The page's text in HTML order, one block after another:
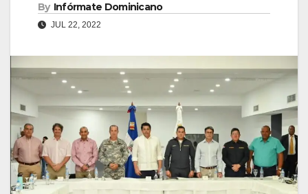
By Infórmate Dominicano
JUL 22, 2022